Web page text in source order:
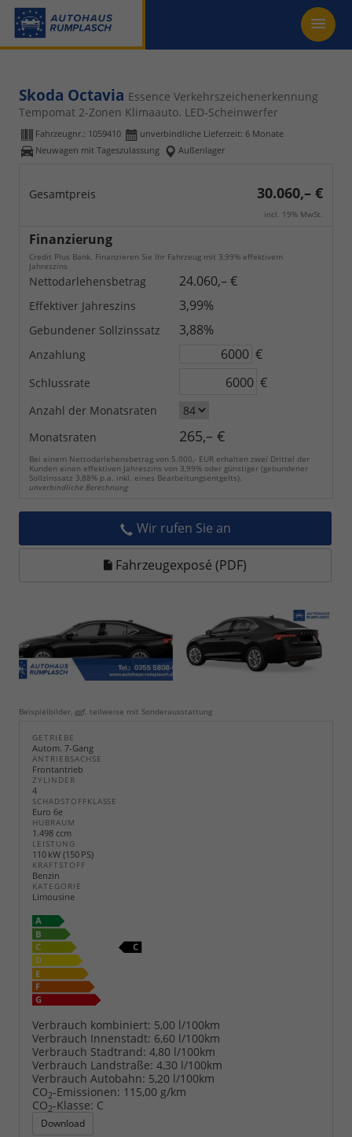
Skoda Octavia Essence Verkehrszeichenerkennung
Tempomat 2-Zonen Klimaauto. LED-Scheinwerfer
Fahrzeugnr.: 1059410 unverbindliche Lieferzeit: 6 Monate
Neuwagen mit Tageszulassung
Außenlager
Gesamtpreis 30.060,– €
incl. 19% MwSt.
Finanzierung
Credit Plus Bank. Finanzieren Sie Ihr Fahrzeug mit 3,99% effektivem
Jahreszins
Nettodarlehensbetrag 24.060,– €
Effektiver Jahreszins 3,99%
Gebundener Sollzinssatz 3,88%
Anzahlung €
Schlussrate €
Anzahl der Monatsraten
Monatsraten
265,– €
Bei einem Nettodarlehensbetrag von 5.000,- EUR erhalten zwei Drittel der
Kunden einen effektiven Jahreszins von 3,99% oder günstiger (gebundener
Sollzinssatz 3,88% p.a. inkl. eines Bearbeitungsentgelts).
unverbindliche Berechnung
Wir rufen Sie an
Fahrzeugexposé (PDF)
Beispielbilder, ggf. teilweise mit Sonderausstattung
GETRIEBE
Autom. 7-Gang
ANTRIEBSACHSE
Frontantrieb
ZYLINDER
4
SCHADSTOFFKLASSE
Euro 6e
HUBRAUM
1.498 ccm
LEISTUNG
110 kW (150 PS)
KRAFTSTOFF
Benzin
KATEGORIE
Limousine
Verbrauch kombiniert: 5,00 l/100km
Verbrauch Innenstadt: 6,60 l/100km
Verbrauch Stadtrand: 4,80 l/100km
Verbrauch Landstraße: 4,30 l/100km
Verbrauch Autobahn: 5,20 l/100km
CO2-Emissionen: 115,00 g/km
CO2-Klasse: C
Download